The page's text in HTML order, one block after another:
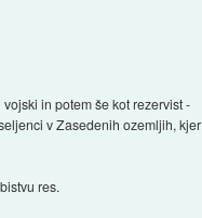
in potem še kot rezervist -
v Zasedenih ozemljih, kjer
res.